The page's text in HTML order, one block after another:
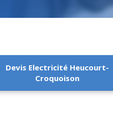
Devis Electricité Heucourt-
Croquoison